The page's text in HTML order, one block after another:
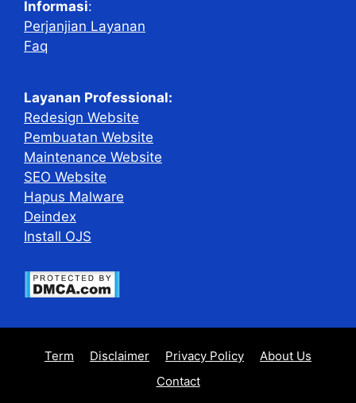
Informasi:
Perjanjian Layanan
Faq
Layanan Professional:
Redesign Website
Pembuatan Website
Maintenance Website
SEO Website
Hapus Malware
Deindex
Install OJS
Term Disclaimer Privacy Policy
About Us
Contact